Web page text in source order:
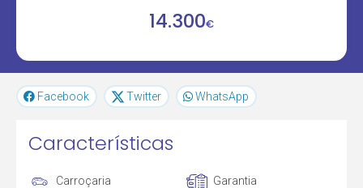
14.300€
Facebook Twitter WhatsApp
Características
Carroçaria
Garantia